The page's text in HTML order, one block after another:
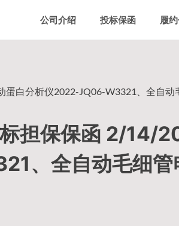
公司介绍 投标保函 履
白分析仪2022-JQ06-W3321、全自
担保保函 2/14/
、全自动毛细